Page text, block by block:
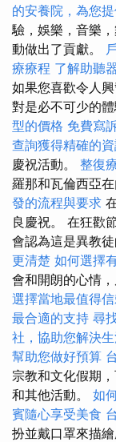
的安養院，為您
驗，娛樂，音樂
動做出了貢獻。
療療程 了解助聽
如果您喜歡令人
對是必不可少的體
型的價格 免費寫
查詢獲得精確的
慶祝活動。 整復
羅那和瓦倫西亞
發的流程與要求
良慶祝。 在狂歡
會認為這是異教徒
更清楚 如何選擇
會和開朗的心情
選擇當地最值得
最合適的支持 尋
社，協助您解決
幫助您做好預算
宗教和文化假期
和其他活動。 如
賓隨心享受美食
扮並戴口罩來描